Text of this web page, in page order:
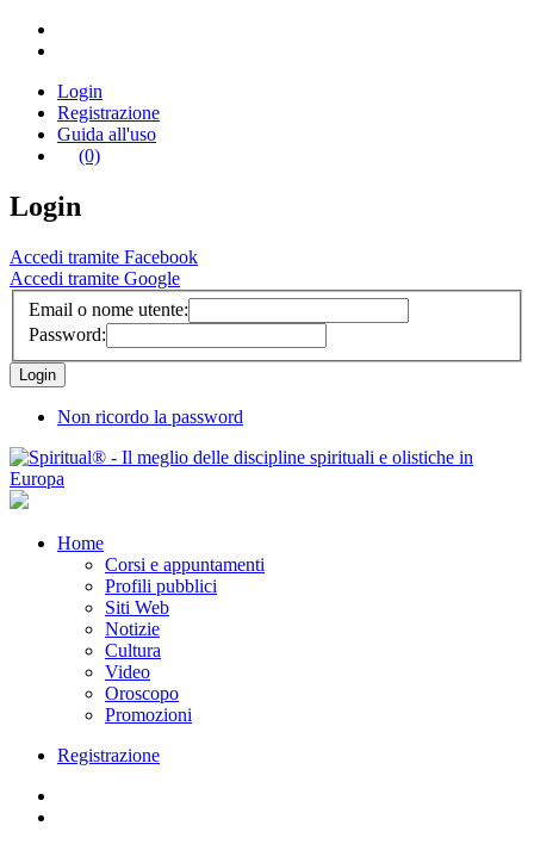
Login
Registrazione
Guida all'uso
(0)
Login
Accedi tramite Facebook
Accedi tramite Google
Email o nome utente:
Password:
Non ricordo la password
Home
Corsi e appuntamenti
Profili pubblici
Siti Web
Notizie
Cultura
Video
Oroscopo
Promozioni
Registrazione